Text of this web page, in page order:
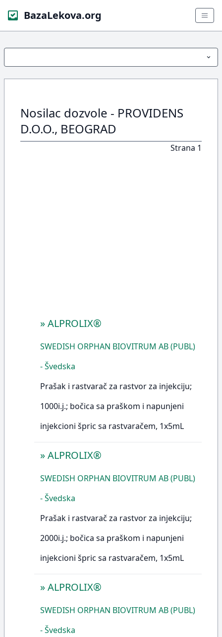
BazaLekova.org
Nosilac dozvole - PROVIDENS
D.O.O., BEOGRAD
Strana 1
»ALPROLIX®
SWEDISH ORPHAN BIOVITRUM AB (PUBL)
- Švedska
Prašak i rastvarač za rastvor za injekciju;
1000i.j.; bočica sa praškom i napunjeni
injekcioni špric sa rastvaračem, 1x5mL
»ALPROLIX®
SWEDISH ORPHAN BIOVITRUM AB (PUBL)
- Švedska
Prašak i rastvarač za rastvor za injekciju;
2000i.j.; bočica sa praškom i napunjeni
injekcioni špric sa rastvaračem, 1x5mL
»ALPROLIX®
SWEDISH ORPHAN BIOVITRUM AB (PUBL)
- Švedska